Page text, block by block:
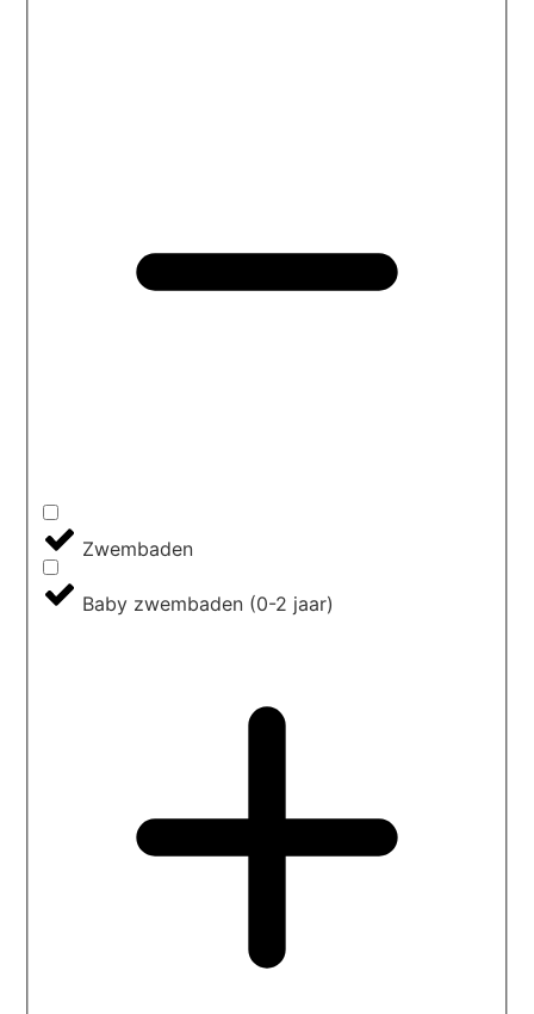
Zwembaden
Baby zwembaden (0-2 jaar)